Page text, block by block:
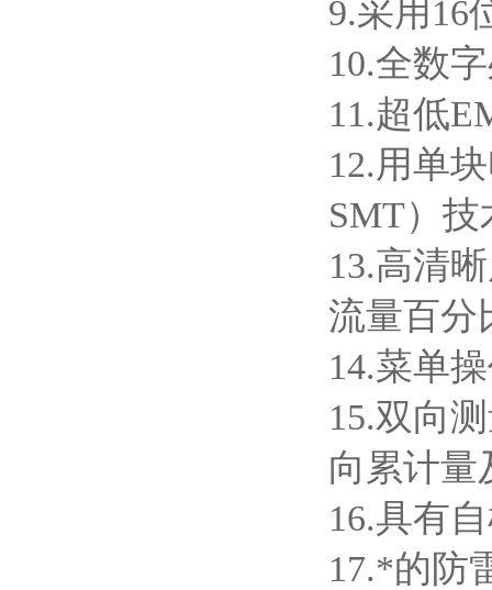
9.采用16
10.全数
11.超低
12.用单
SMT）
13.高清
流量百分
14.菜单
15.双向
向累计量
16.具有
17.*的防